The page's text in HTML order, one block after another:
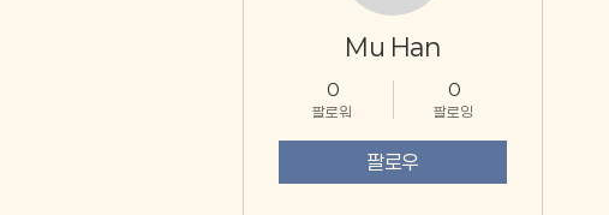
Mu Han
0
팔로워
0
팔로잉
팔로우